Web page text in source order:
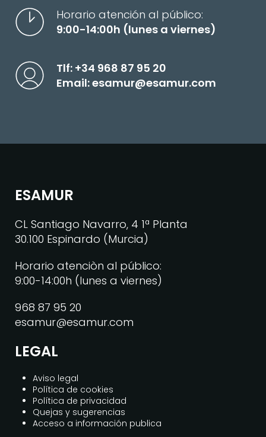
Horario atención al público:
9:00-14:00h (lunes a viernes)
Tlf: +34 968 87 95 20
Email:esamur@esamur.com
ESAMUR
CL Santiago Navarro, 4 1ª Planta
30.100 Espinardo (Murcia)
Horario atenciòn al público:
9:00-14:00h (lunes a viernes)
968 87 95 20
esamur@esamur.com
LEGAL
Aviso legal
Política de cookies
Política de privacidad
Quejas y sugerencias
Acceso a información publica